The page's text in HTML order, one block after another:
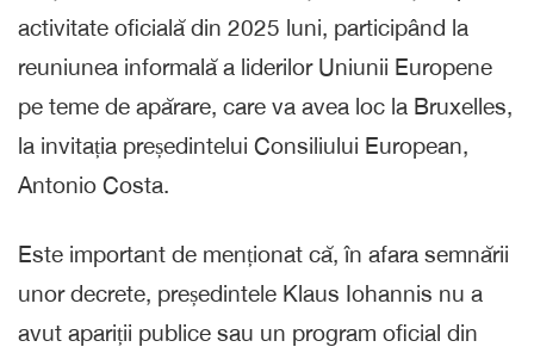
activitate oficială din 2025 luni, participând la
reuniunea informală a liderilor Uniunii Europene
pe teme de apărare, care va avea loc la Bruxelles,
la invitația președintelui Consiliului European,
Antonio Costa.
Este important de menționat că, în afara semnării
unor decrete, președintele Klaus Iohannis nu a
avut apariții publice sau un program oficial din